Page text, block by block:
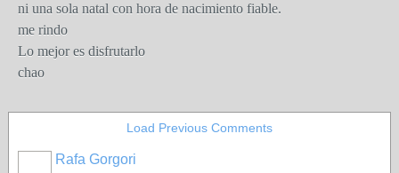
ni una sola natal con hora de nacimiento fiable.
me rindo
Lo mejor es disfrutarlo
chao
Load Previous Comments
Rafa Gorgori